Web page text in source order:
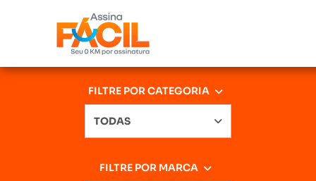
FILTRE POR CATEGORIA
TODAS
FILTRE POR MARCA